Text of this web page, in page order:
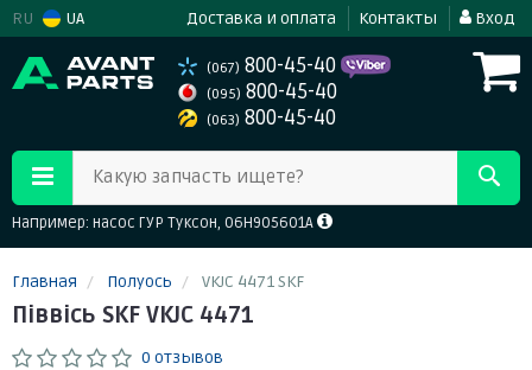
RU UA Доставка и оплата Контакты Вход
(067) 800-45-40
(095) 800-45-40
(063) 800-45-40
Какую запчасть ищете?
Например: насос ГУР Туксон, 06H905601A
Главная Полуось VKJC 4471 SKF
Піввісь SKF VKJC 4471
0 отзывов